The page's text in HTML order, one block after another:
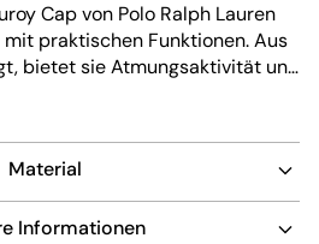
Cap von Polo Ralph Lauren
praktischen Funktionen. Aus
bietet sie Atmungsaktivität und
spendet Schatten im
für Frische sorgen.
sorgt für die perfekte
pflegeleicht und angenehm
Material
Informationen